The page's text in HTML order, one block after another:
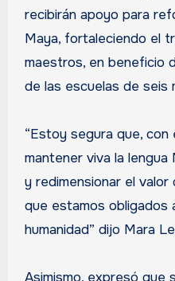
recibirán apoyo para
Maya, fortaleciendo el
maestros, en beneficio
de las escuelas de seis
“Estoy segura que,
mantener viva la
y redimensionar el
que estamos obligados
humanidad” dijo Mara
Asimismo, expresó que